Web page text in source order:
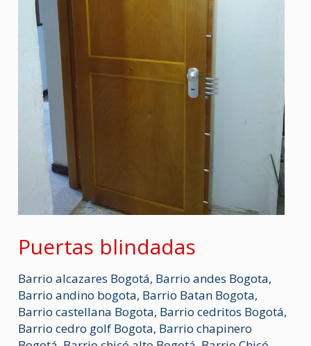
Puertas blindadas
Barrio alcazares Bogotá, Barrio andes Bogota,
Barrio andino bogota, Barrio Batan Bogota,
Barrio castellana Bogota, Barrio cedritos Bogotá,
Barrio cedro golf Bogota, Barrio chapinero